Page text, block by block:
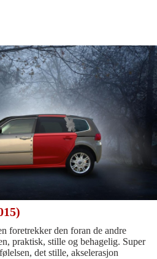
foretrekker den foran de andre
praktisk, stille og behagelig. Super
det stille, akselerasjon